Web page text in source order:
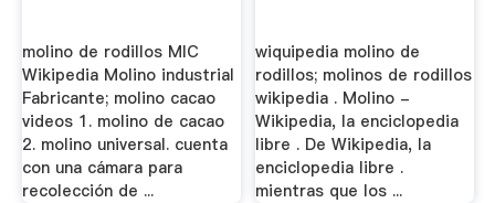
molino de rodillos MIC
Wikipedia Molino industrial
Fabricante; molino cacao
videos 1. molino de cacao
2. molino universal. cuenta
con una cámara para
recolección de ...
wiquipedia molino de
rodillos; molinos de rodillos
wikipedia . Molino -
Wikipedia, la enciclopedia
libre . De Wikipedia, la
enciclopedia libre .
mientras que los ...